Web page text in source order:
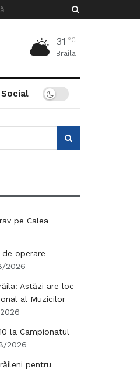
31 °C
Braila
Social
pe Calea
operare
2026
Astăzi are loc
al Muzicilor
la Campionatul
2026
pentru